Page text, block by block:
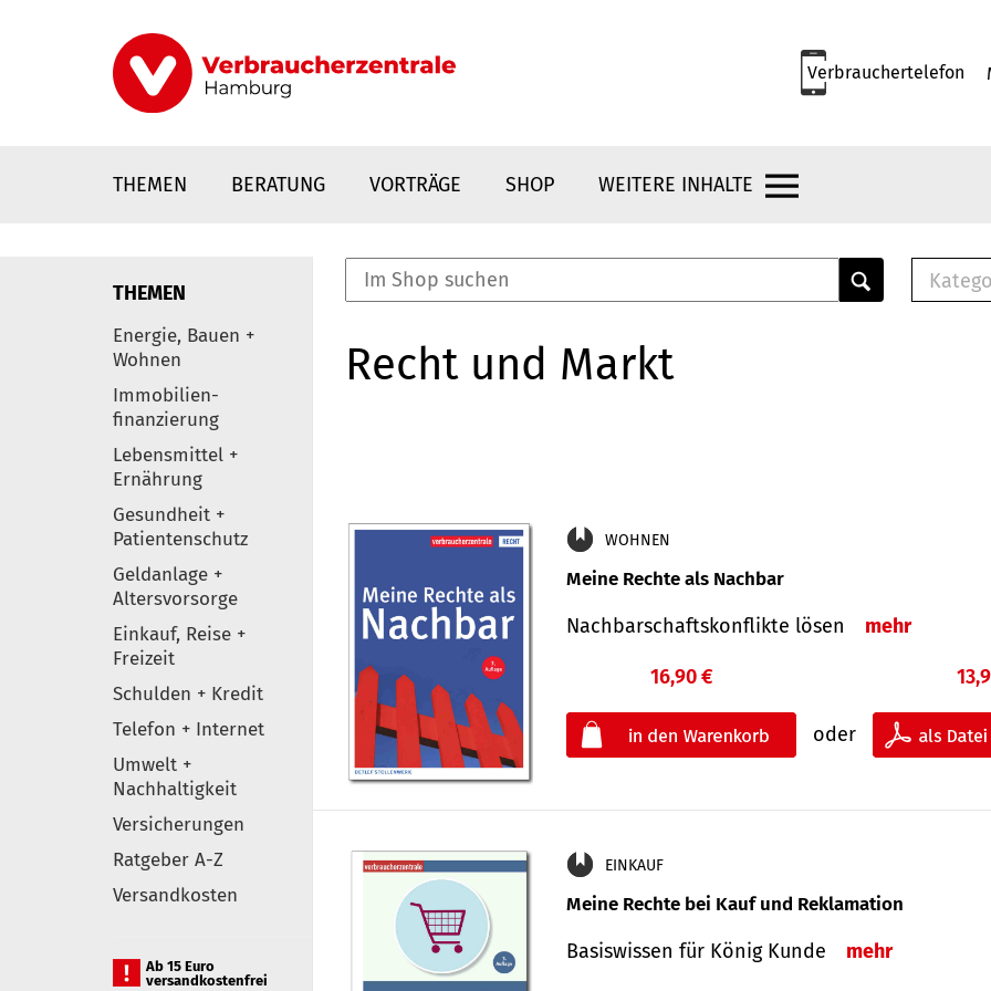
Verbrauchertelefon
THEMEN BERATUNG VORTRÄGE SHOP WEITERE INHALTE
Elemente
THEMEN
Energie, Bauen +
Wohnen
Immobilien-
finanzierung
Lebensmittel +
Ernährung
Gesundheit +
Patientenschutz
Geldanlage +
Altersvorsorge
Einkauf, Reise +
Freizeit
Schulden + Kredit
Telefon + Internet
Umwelt +
Nachhaltigkeit
Versicherungen
Ratgeber A-Z
Versandkosten
Ab 15 Euro
versandkostenfrei
Recht und Markt
WOHNEN
Meine Rechte als Nachbar
Nach­bar­schafts­konflikte lösen mehr
16,90 €
oder
EINKAUF
Meine Rechte bei Kauf und Reklamation
Basiswissen für König Kunde mehr